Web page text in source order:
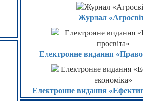
Журнал
Електронне видання
Електронне видання